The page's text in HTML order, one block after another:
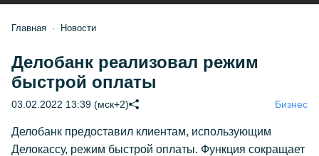
Главная Новости
Делобанк реализовал режим
быстрой оплаты
03.02.2022 13:39 (мск+2) Бизнес
Делобанк предоставил клиентам, использующим
Делокассу, режим быстрой оплаты. Функция сокращает